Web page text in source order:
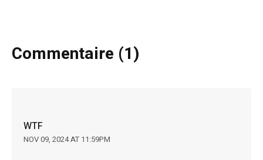
Commentaire (1)
WTF
NOV 09, 2024 AT 11:59PM